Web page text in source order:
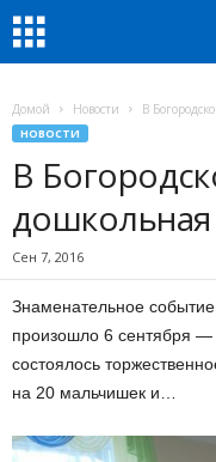
Домой Новости В
НОВОСТИ
В
дошкольная
Сен 7, 2016
Знаменательное
произошло 6 сентября —
состоялось
на 20 мальчишек и…